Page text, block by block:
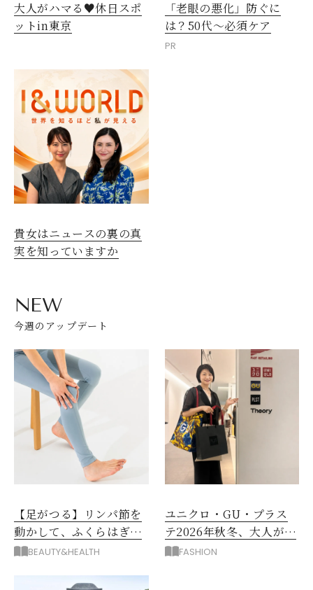
大人がハマる♥休日スポ
ットin東京
「老眼の悪化」防ぐに
は？50代～必須ケア
PR
貴女はニュースの裏の真
実を知っていますか
NEW
今週のアップデート
【足がつる】リンパ節を
動かして、ふくらはぎの
むくみ、こむら返りを解
BEAUTY&HEALTH
ユニクロ・GU・プラス
テ2026年秋冬、大人が着
たい新作服は？
FASHION